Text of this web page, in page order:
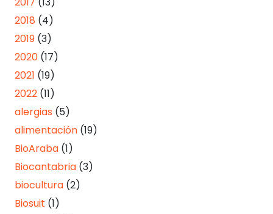
2018 (4)
2019 (3)
2020 (17)
2021 (19)
2022 (11)
alergias (5)
alimentación (19)
BioAraba (1)
Biocantabria (3)
biocultura (2)
Biosuit (1)